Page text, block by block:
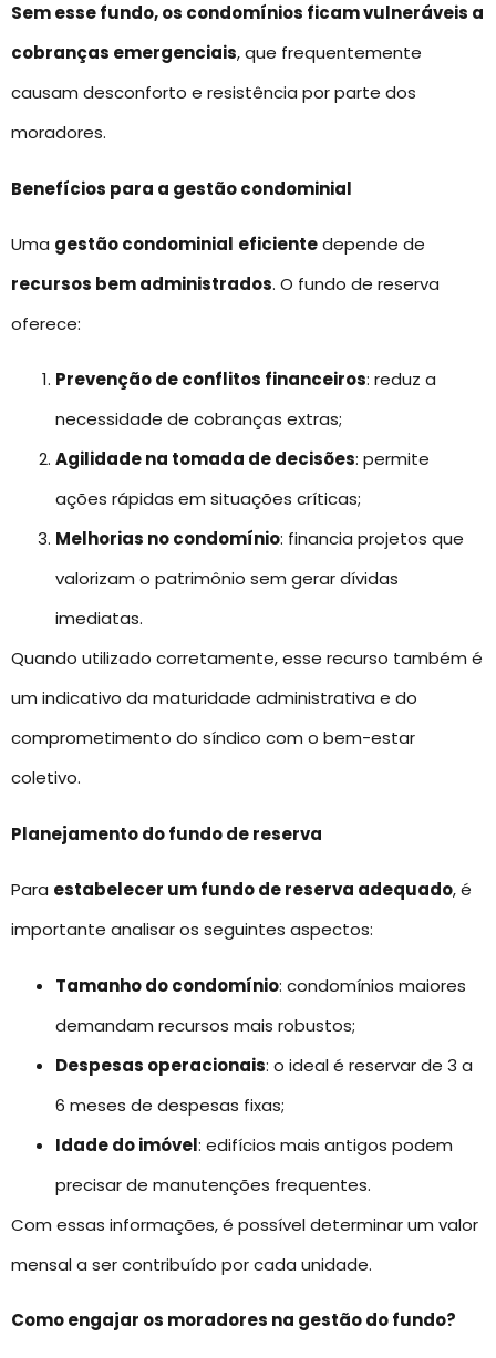
Sem esse fundo, os condomínios ficam vulneráveis a
cobranças emergenciais, que frequentemente
causam desconforto e resistência por parte dos
moradores.
Benefícios para a gestão condominial
Uma gestão condominial eficientedepende de
recursos bem administrados. O fundo de reserva
oferece:
Prevenção de conflitos financeiros: reduz a
necessidade de cobranças extras;
Agilidade na tomada de decisões: permite
ações rápidas em situações críticas;
Melhorias no condomínio: financia projetos que
valorizam o patrimônio sem gerar dívidas
imediatas.
Quando utilizado corretamente, esse recurso também é
um indicativo da maturidade administrativa e do
comprometimento do síndico com o bem-estar
coletivo.
Planejamento do fundo de reserva
Para estabelecer um fundo de reserva adequado, é
importante analisar os seguintes aspectos:
Tamanho do condomínio: condomínios maiores
demandam recursos mais robustos;
Despesas operacionais: o ideal é reservar de 3 a
6 meses de despesas fixas;
Idade do imóvel: edifícios mais antigos podem
precisar de manutenções frequentes.
Com essas informações, é possível determinar um valor
mensal a ser contribuído por cada unidade.
Como engajar os moradores na gestão do fundo?